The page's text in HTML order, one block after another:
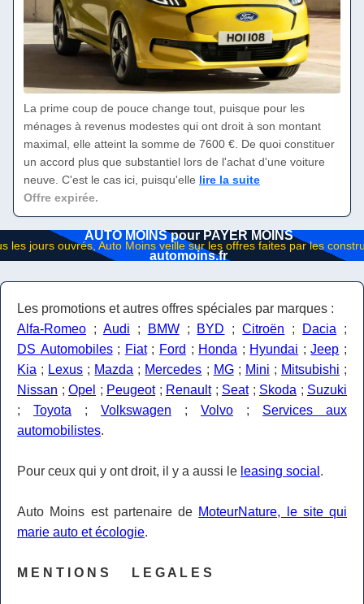
La prime coup de pouce change tout, puisque pour les
ménages à revenus modestes qui ont droit à son montant
maximal, elle atteint la somme de 7600 €. De quoi constituer
un accord plus que substantiel lors de l'achat d'une voiture
neuve. C'est le cas ici, puisqu'elle lire la suite
Offre expirée.
AUTO MOINS pour PAYER MOINS
automoins.fr
Les promotions et autres offres spéciales par marques :
Alfa-Romeo ; Audi ; BMW; BYD ;Citroën ; Dacia ;
DS Automobiles; Fiat; Ford ; Honda ; Hyundai ;Jeep ;
Kia ; Lexus ; Mazda ; Mercedes ; MG; Mini ; Mitsubishi ;
Nissan ; Opel ; Peugeot; Renault; Seat; Skoda ; Suzuki
; Toyota ; Volkswagen ; Volvo ; Services aux
automobilistes.
Pour ceux qui y ont droit, il y a aussi le leasing social .
Auto Moins est partenaire de MoteurNature, le site qui
marie auto et écologie.
M E N T I O N S L E G A L E S